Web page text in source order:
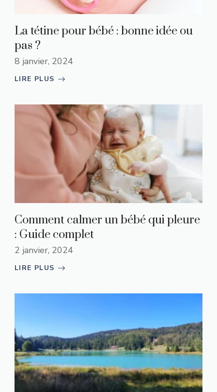
La tétine pour bébé : bonne idée ou
pas ?
8 janvier, 2024
LIRE PLUS
Comment calmer un bébé qui pleure
: Guide complet
2 janvier, 2024
LIRE PLUS